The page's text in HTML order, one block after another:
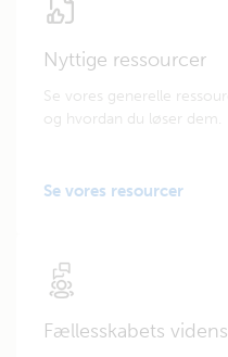
Nyttige ressourcer
Se vores generelle
og hvordan du løser dem.
Se vores resourcer
Fællesskabets